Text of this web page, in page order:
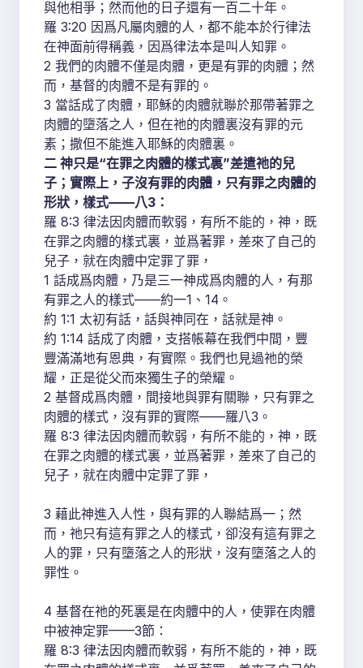
與他相爭；然而他的日子還有一百二十年。
羅 3:20 因爲凡屬肉體的人，都不能本於行律法
在神面前得稱義，因爲律法本是叫人知罪。
2 我們的肉體不僅是肉體，更是有罪的肉體；然
而，基督的肉體不是有罪的。
3 當話成了肉體，耶穌的肉體就聯於那帶著罪之
肉體的墮落之人，但在祂的肉體裏沒有罪的元
素；撒但不能進入耶穌的肉體裏。
二 神只是“在罪之肉體的樣式裏”差遣祂的兒
子；實際上，子沒有罪的肉體，只有罪之肉體的
形狀，樣式——八3：
羅 8:3 律法因肉體而軟弱，有所不能的，神，既
在罪之肉體的樣式裏，並爲著罪，差來了自己的
兒子，就在肉體中定罪了罪，
1 話成爲肉體，乃是三一神成爲肉體的人，有那
有罪之人的樣式——約一1、14。
約 1:1 太初有話，話與神同在，話就是神。
約 1:14 話成了肉體，支搭帳幕在我們中間，豐
豐滿滿地有恩典，有實際。我們也見過祂的榮
耀，正是從父而來獨生子的榮耀。
2 基督成爲肉體，間接地與罪有關聯，只有罪之
肉體的樣式，沒有罪的實際——羅八3。
羅 8:3 律法因肉體而軟弱，有所不能的，神，既
在罪之肉體的樣式裏，並爲著罪，差來了自己的
兒子，就在肉體中定罪了罪，
3 藉此神進入人性，與有罪的人聯結爲一；然
而，祂只有這有罪之人的樣式，卻沒有這有罪之
人的罪，只有墮落之人的形狀，沒有墮落之人的
罪性。
4 基督在祂的死裏是在肉體中的人，使罪在肉體
中被神定罪——3節：
羅 8:3 律法因肉體而軟弱，有所不能的，神，既